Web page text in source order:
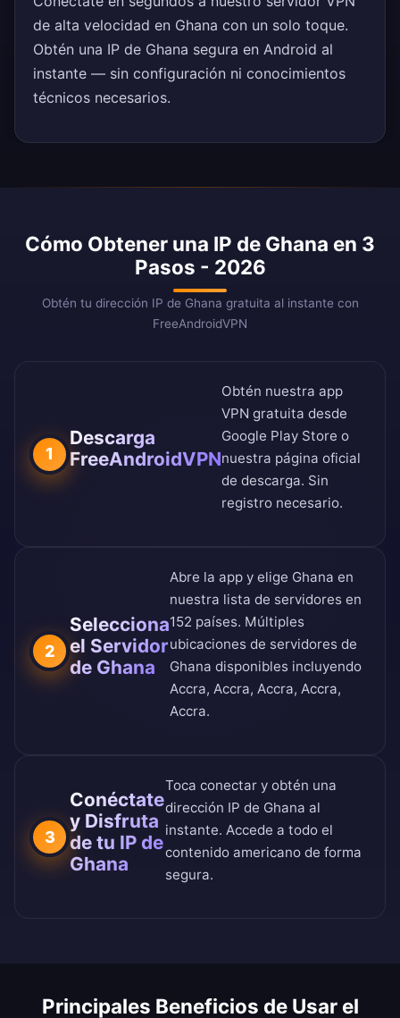
de alta velocidad en Ghana con un solo toque.
Obtén una IP de Ghana segura en Android al
instante — sin configuración ni conocimientos
técnicos necesarios.
Cómo Obtener una IP de Ghana en 3
Pasos - 2026
Obtén tu dirección IP de Ghana gratuita al instante con
FreeAndroidVPN
1
Descarga
FreeAndroidVPN
Obtén nuestra app
VPN gratuita desde
Google Play Store o
nuestra página oficial
de descarga. Sin
registro necesario.
2
Selecciona
el Servidor
de Ghana
Abre la app y elige Ghana en
nuestra lista de servidores en
152 países. Múltiples
ubicaciones de servidores de
Ghana disponibles incluyendo
Accra, Accra, Accra, Accra,
Accra.
3
Conéctate
y Disfruta
de tu IP de
Ghana
Toca conectar y obtén una
dirección IP de Ghana al
instante. Accede a todo el
contenido americano de forma
segura.
Principales Beneficios de Usar el